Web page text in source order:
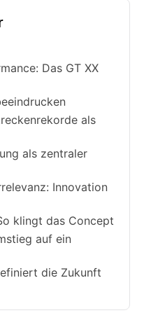
Das GT XX
als
als zentraler
Innovation
klingt das Concept
auf ein
die Zukunft